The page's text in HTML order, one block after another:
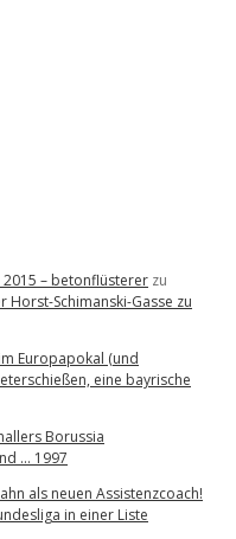
2015 – betonflüsterer zu
Horst-Schimanski-Gasse zu
Europapokal (und
eine bayrische
Borussia
… 1997
als neuen Assistenzcoach!
in einer Liste